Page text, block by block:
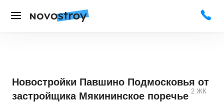
Новостройки Павшино Подмосковья от
застройщика Мякининское поречье 2 ЖК